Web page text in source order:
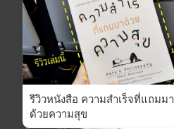
รีวิวหนังสือ ความสำเร็จที่แถมมา
ด้วยความสุข